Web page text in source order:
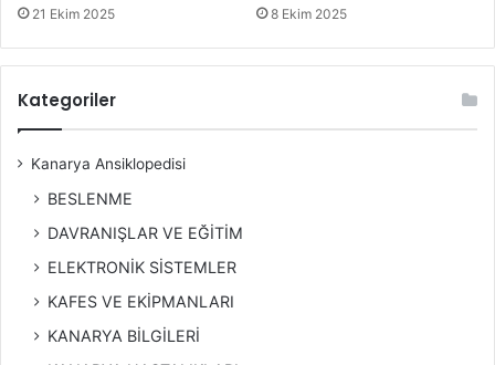
21 Ekim 2025 8 Ekim 2025
Kategoriler
Kanarya Ansiklopedisi
BESLENME
DAVRANIŞLAR VE EĞİTİM
ELEKTRONİK SİSTEMLER
KAFES VE EKİPMANLARI
KANARYA BİLGİLERİ